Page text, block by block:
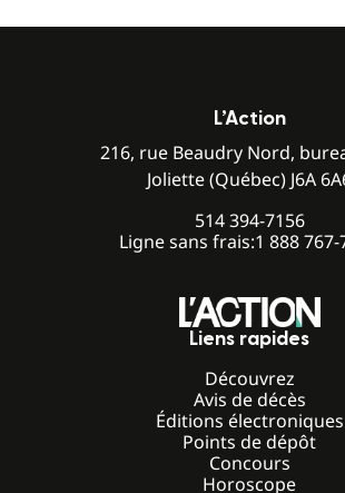
L’Action
216, rue Beaudry Nord,
Joliette (Québec) J6A
514 394-7156
Ligne sans frais:1 888
Liens rapides
Découvrez
Avis de décès
Éditions électroniques
Points de dépôt
Concours
Horoscope